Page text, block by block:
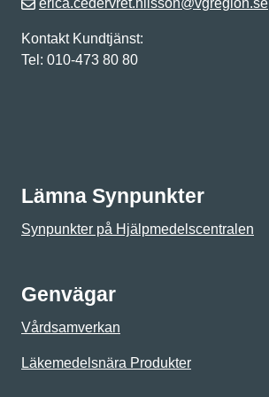
erica.cedervret.nilsson@vgregion.se
Kontakt Kundtjänst:
Tel: 010-473 80 80
Lämna Synpunkter
Synpunkter på Hjälpmedelscentralen
Genvägar
Vårdsamverkan
Läkemedelsnära Produkter